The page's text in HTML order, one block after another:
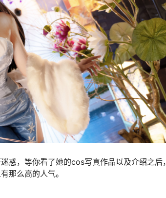
惑，等你看了她的cos写真作品以及介绍之后，
那么高的人气。